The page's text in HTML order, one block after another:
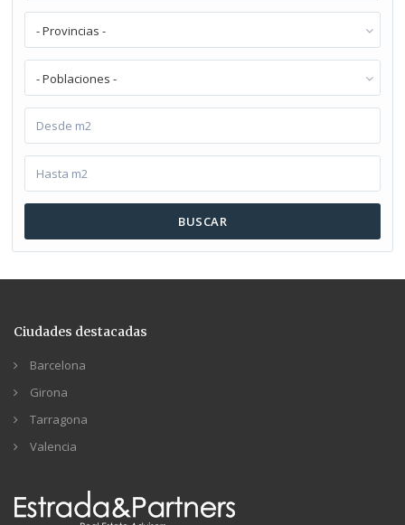
- Provincias -
- Poblaciones -
BUSCAR
Ciudades destacadas
Barcelona
Girona
Tarragona
Valencia